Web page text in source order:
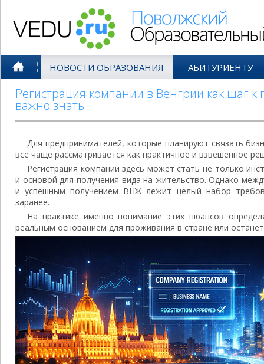
НОВОСТИ ОБРАЗОВАНИЯ АБИТУРИЕНТУ
Регистрация компании в Венгрии как шаг
важно знать
Для предпринимателей, которые планируют связать
всё чаще рассматривается как практичное и взвешенное
Регистрация компании здесь может стать не только
и основой для получения вида на жительство. Однако
и успешным получением ВНЖ лежит целый набор
заранее.
На практике именно понимание этих нюансов
реальным основанием для проживания в стране или